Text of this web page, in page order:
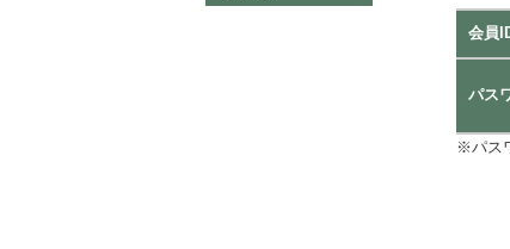
会員
パス
※パス